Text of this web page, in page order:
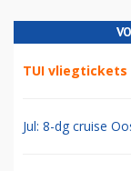
TUI vliegtickets
Jul: 8-dg cruise